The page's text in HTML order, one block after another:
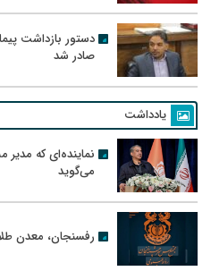
دستور بازداشت
صادر شد
یادداشت
نماینده‌ای که
می‌گوید
رفسنجان، معدن